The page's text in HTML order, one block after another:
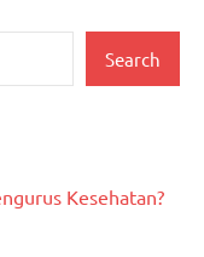
Search
Kesehatan?